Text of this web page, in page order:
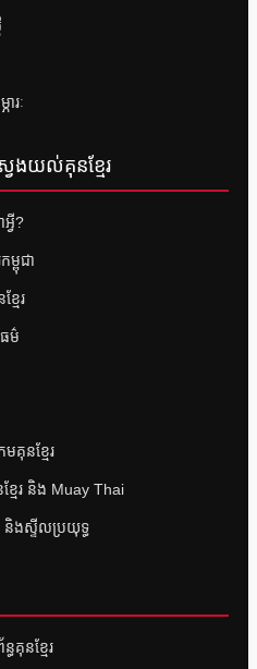
រៈ
ងយល់គុនខ្មែរ
វី?
ពុជា
ែរ
ម៌
គុនខ្មែរ
ែរ និង Muay Thai
និងស្ទីលប្រយុទ្ធ
នខ្មែរ